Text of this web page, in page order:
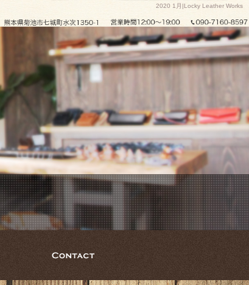
2020 1月|Locky Leather Works